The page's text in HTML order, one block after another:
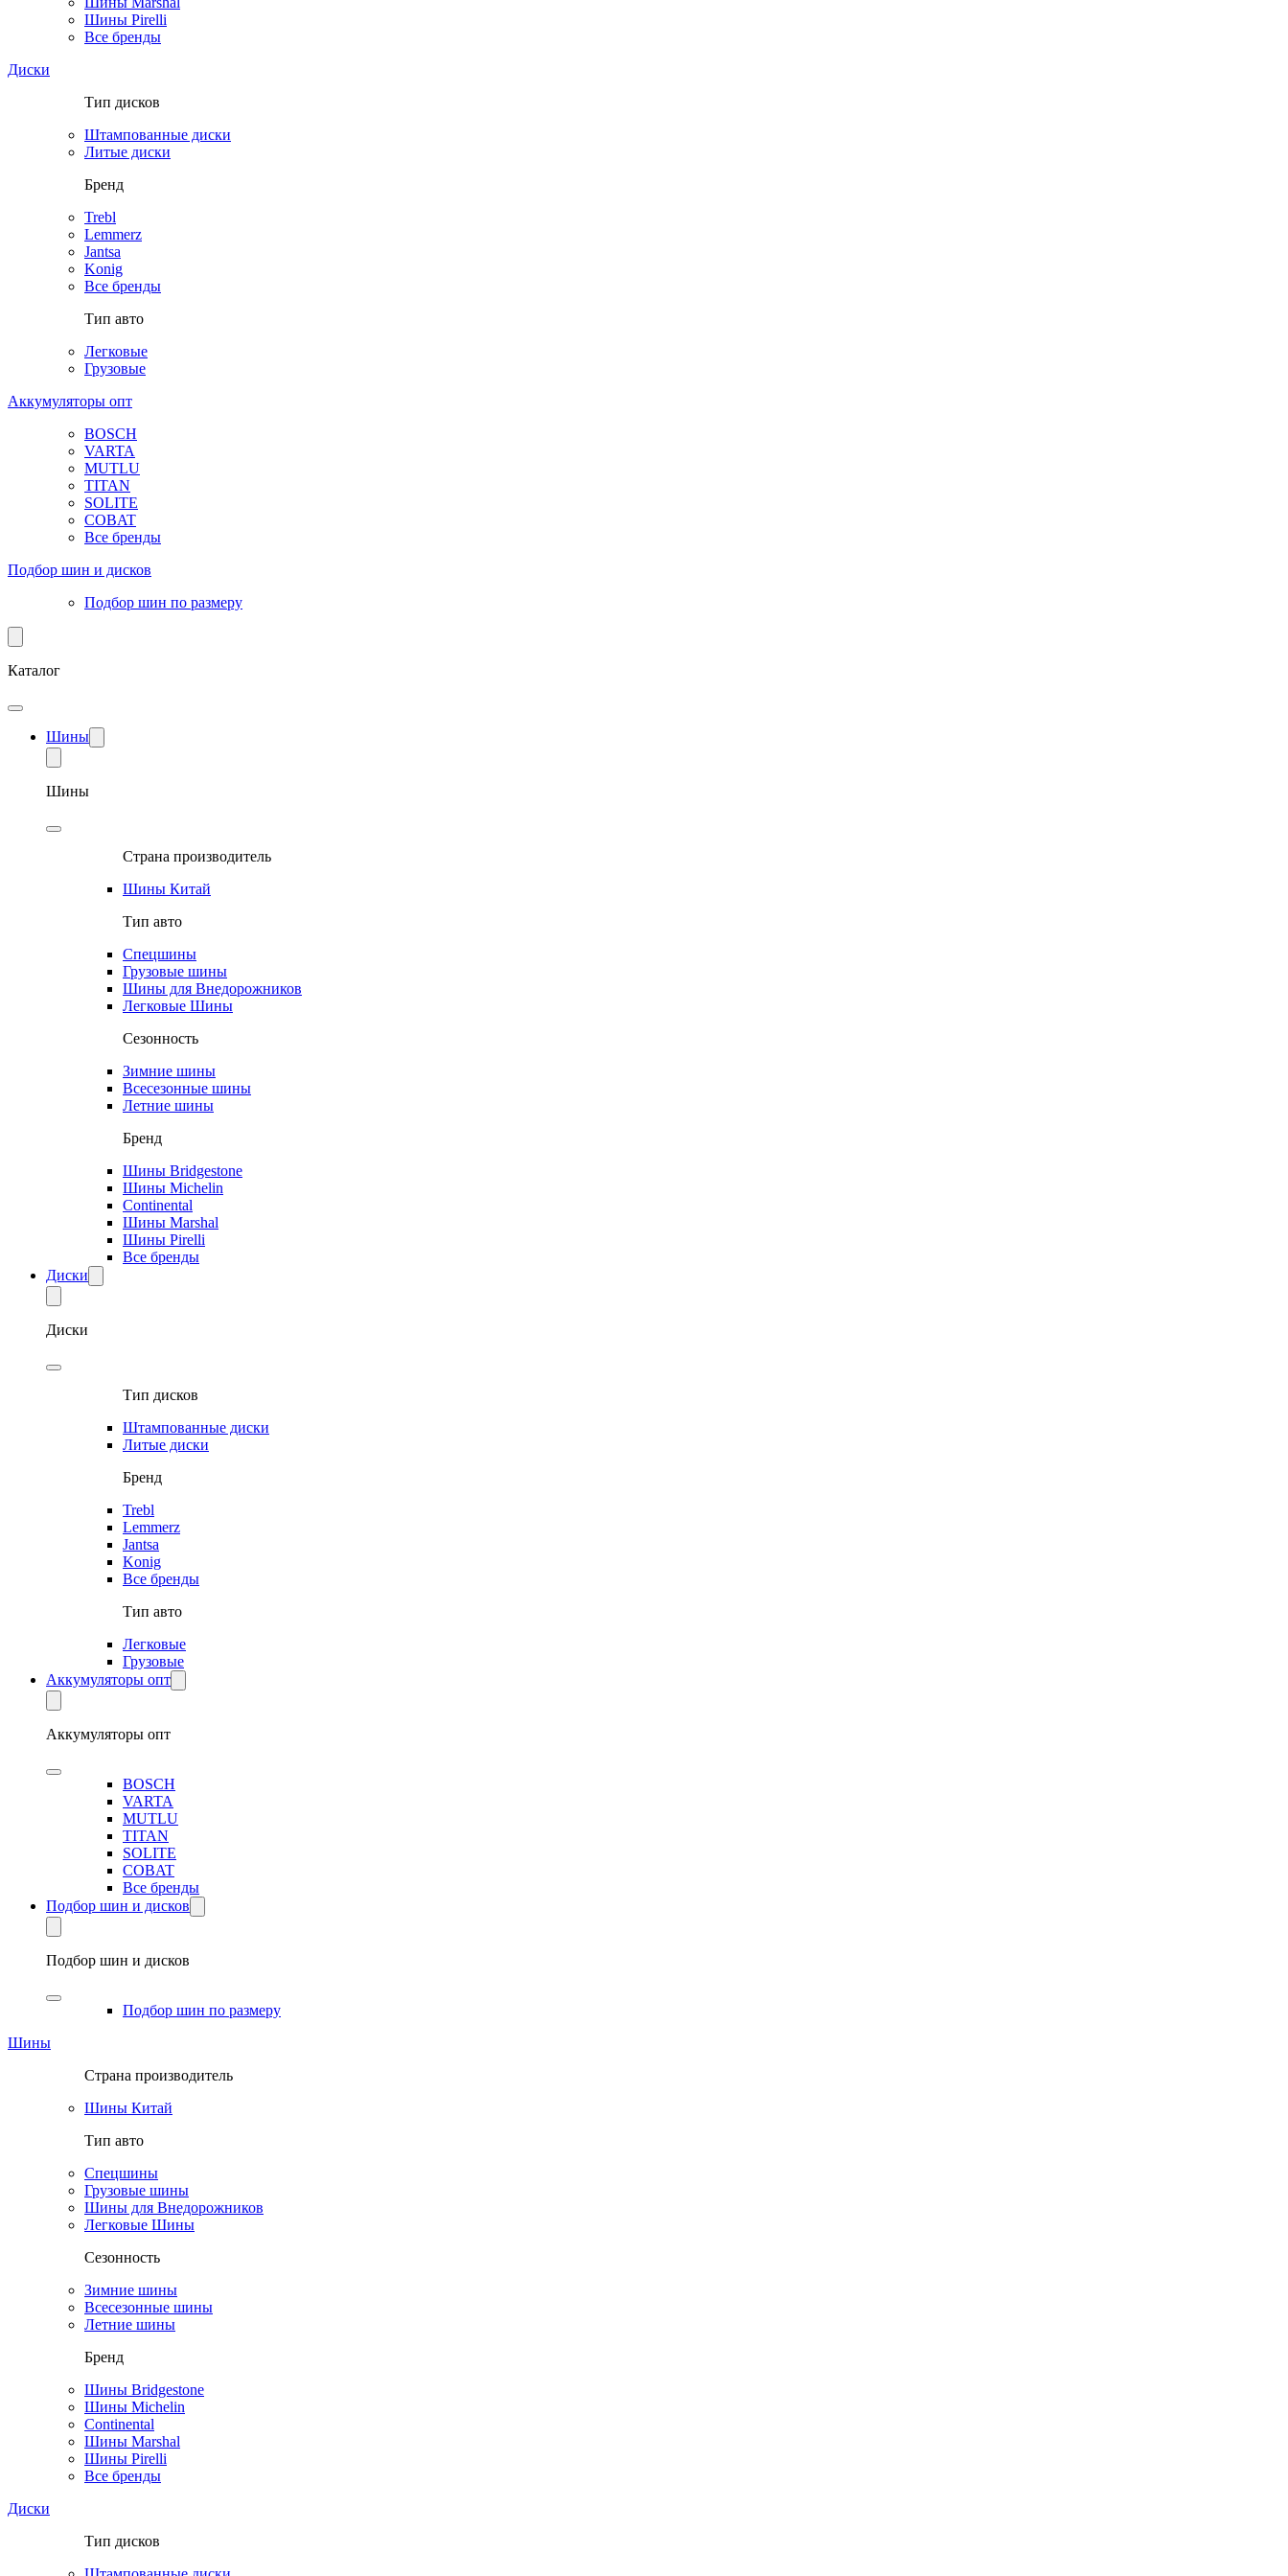
Шины Pirelli
Все бренды
Диски
Тип дисков
Штампованные диски
Литые диски
Бренд
Trebl
Lemmerz
Jantsa
Konig
Все бренды
Тип авто
Легковые
Грузовые
Аккумуляторы опт
BOSCH
VARTA
MUTLU
TITAN
SOLITE
COBAT
Все бренды
Подбор шин и дисков
Подбор шин по размеру
Каталог
Шины
Шины
Страна производитель
Шины Китай
Тип авто
Спецшины
Грузовые шины
Шины для Внедорожников
Легковые Шины
Сезонность
Зимние шины
Всесезонные шины
Летние шины
Бренд
Шины Bridgestone
Шины Michelin
Continental
Шины Marshal
Шины Pirelli
Все бренды
Диски
Диски
Тип дисков
Штампованные диски
Литые диски
Бренд
Trebl
Lemmerz
Jantsa
Konig
Все бренды
Тип авто
Легковые
Грузовые
Аккумуляторы опт
Аккумуляторы опт
BOSCH
VARTA
MUTLU
TITAN
SOLITE
COBAT
Все бренды
Подбор шин и дисков
Подбор шин и дисков
Подбор шин по размеру
Шины
Страна производитель
Шины Китай
Тип авто
Спецшины
Грузовые шины
Шины для Внедорожников
Легковые Шины
Сезонность
Зимние шины
Всесезонные шины
Летние шины
Бренд
Шины Bridgestone
Шины Michelin
Continental
Шины Marshal
Шины Pirelli
Все бренды
Диски
Тип дисков